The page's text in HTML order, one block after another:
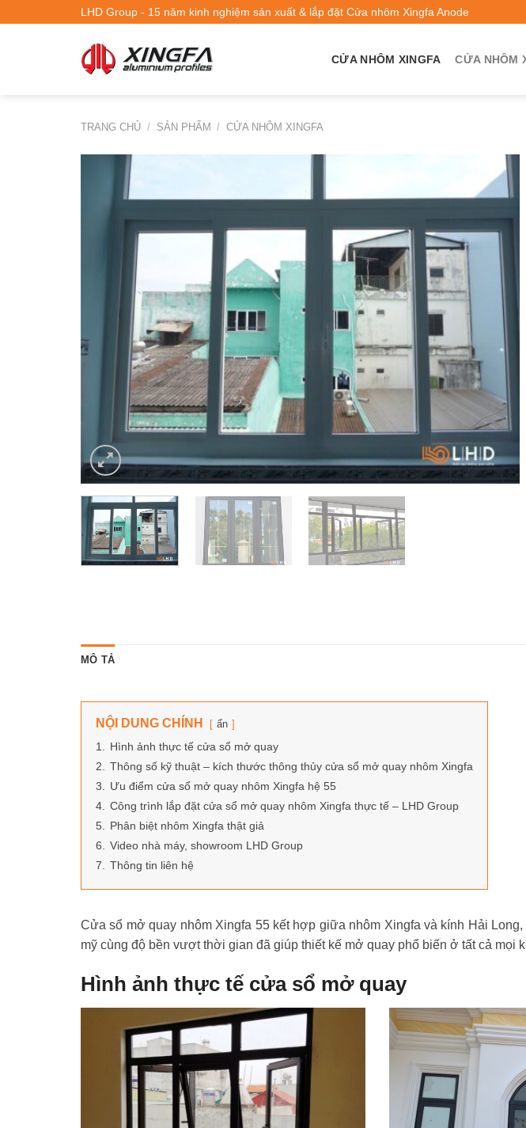
LHD Group - 15 năm kinh nghiệm sản xuất & lắp đặt Cửa nhôm Xingfa Anode
CỬA NHÔM XINGFA CỬA NHÔM
TRANG CHỦ / SẢN PHẨM / CỬA NHÔM XINGFA
MÔ TẢ
NỘI DUNG CHÍNH ẩn
1. Hình ảnh thực tế cửa sổ mở quay
2. Thông số kỹ thuật – kích thước thông thủy cửa sổ mở quay nhôm Xingfa
3. Ưu điểm cửa sổ mở quay nhôm Xingfa hệ 55
4. Công trình lắp đặt cửa sổ mở quay nhôm Xingfa thực tế – LHD Group
5. Phân biệt nhôm Xingfa thật giả
6. Video nhà máy, showroom LHD Group
7. Thông tin liên hệ
Cửa sổ mở quay nhôm Xingfa 55 kết hợp giữa nhôm Xingfa và kính Hải
mỹ cùng độ bền vượt thời gian đã giúp thiết kế mở quay phổ biến ở tất cả mọi
Hình ảnh thực tế cửa sổ mở quay